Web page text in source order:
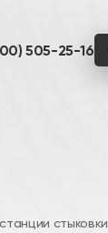
505-25-16
стыковки